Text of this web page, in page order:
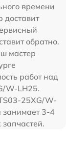
времени
доставит
обратно.
мастер
работ над
W-LH25.
25XG/W-
занимает 3-4